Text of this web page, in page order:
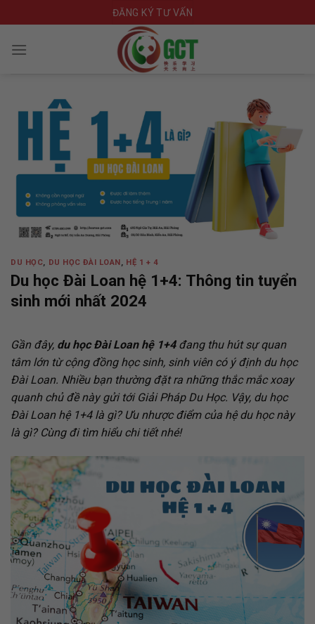
to
content
ĐĂNG KÝ TƯ VẤN
DU HỌC, DU HỌC ĐÀI LOAN, HỆ 1 + 4
Du học Đài Loan hệ 1+4: Thông tin tuyển
sinh mới nhất 2024
Gần đây, du học Đài Loan hệ 1+4đang thu hút sự quan
tâm lớn từ cộng đồng học sinh, sinh viên có ý định du học
Đài Loan. Nhiều bạn thường đặt ra những thắc mắc xoay
quanh chủ đề này gửi tới Giải Pháp Du Học. Vậy, du học
Đài Loan hệ 1+4 là gì? Ưu nhược điểm của hệ du học này
là gì? Cùng đi tìm hiểu chi tiết nhé!